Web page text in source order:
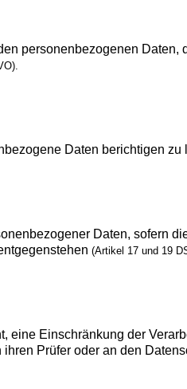
personenbezogenen
Daten berichtigen zu
Daten, sofern
(Artikel 17 und 19
eine Einschränkung der
Prüfer oder an den